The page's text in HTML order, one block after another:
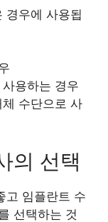
경우에 사용됩
용하는 경우
수단으로 사
의 선택
고 임플란트 수
선택하는 것